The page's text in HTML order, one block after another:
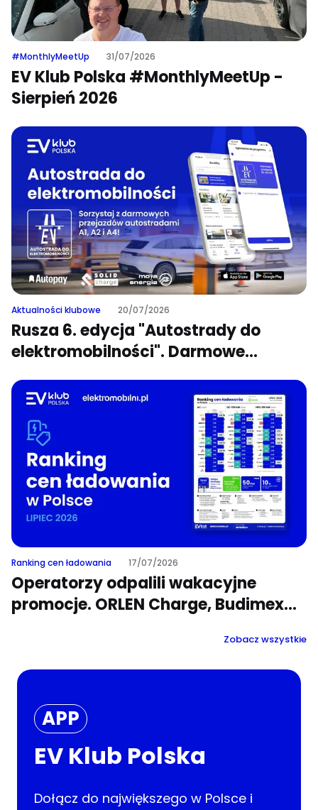
#MonthlyMeetUp 31/07/2026
EV Klub Polska #MonthlyMeetUp -
Sierpień 2026
Aktualności klubowe 20/07/2026
Rusza 6. edycja "Autostrady do
elektromobilności". Darmowe
użytkowników samochodów
elektrycznych
Ranking cen ładowania 17/07/2026
Operatorzy odpalili wakacyjne
promocje. ORLEN Charge, Budimex
prześcigają się w rabatach na
ładowanie
Zobacz wszystkie
APP
EV Klub Polska
Dołącz do największego w Polsce i